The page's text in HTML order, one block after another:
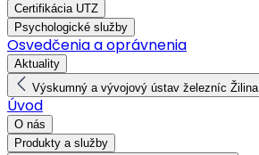
Certifikácia UTZ
Psychologické služby
Osvedčenia a oprávnenia
Aktuality
Výskumný a vývojový ústav železníc Žilina
Úvod
O nás
Produkty a služby